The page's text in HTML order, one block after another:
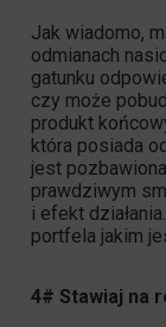
Jak wiadomo,
odmianach
gatunku
czy może
produkt
która posiada
jest
prawdziwym
i efekt
portfela jakim
4# Stawiaj na